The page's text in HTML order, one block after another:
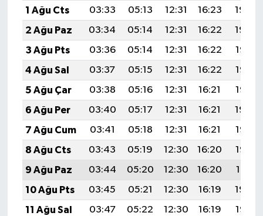
1 Ağu Cts
03:33 05:13 12:31 16:23
19:40
2 Ağu Paz
03:34 05:14 12:31 16:22
19:39
3 Ağu Pts
03:36 05:14 12:31 16:22
19:38
4 Ağu Sal
03:37 05:15 12:31 16:22
19:36
5 Ağu Çar
03:38 05:16 12:31 16:21
19:35
6 Ağu Per
03:40 05:17 12:31 16:21
19:34
7 Ağu Cum
03:41 05:18 12:31 16:21
19:33
8 Ağu Cts
03:43 05:19 12:30 16:20
19:32
9 Ağu Paz
03:44 05:20 12:30 16:20
19:31
10 Ağu Pts
03:45 05:21 12:30 16:19
19:30
11 Ağu Sal
03:47 05:22 12:30 16:19
19:28